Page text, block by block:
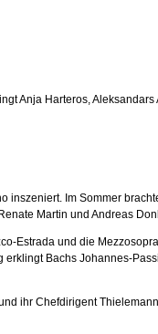
Anja Harteros,
inszeniert. Im Sommer
Martin und Andreas
Estrada und die
Bachs Johannes-
ihr Chefdirigent